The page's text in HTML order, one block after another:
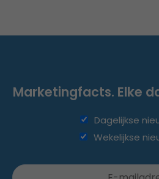
Marketingfacts. Elke
Dagelijkse
Wekelijkse